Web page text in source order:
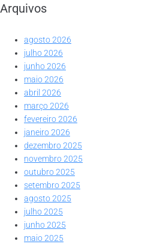
Arquivos
agosto 2026
julho 2026
junho 2026
maio 2026
abril 2026
março 2026
fevereiro 2026
janeiro 2026
dezembro 2025
novembro 2025
outubro 2025
setembro 2025
agosto 2025
julho 2025
junho 2025
maio 2025